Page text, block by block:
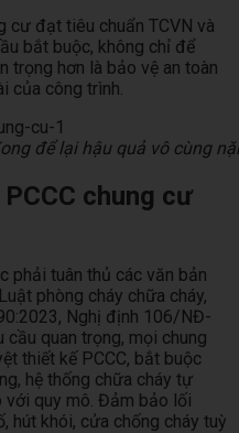
cư đạt tiêu chuẩn TCVN và
bắt buộc, không chỉ để
trọng hơn là bảo vệ an toàn
của công trình.
để lại hậu quả vô cùng
chung cư
phải tuân thủ các văn bản
phòng cháy chữa cháy,
Nghị định 106/NĐ-
cầu quan trọng, mọi chung
thiết kế PCCC, bắt buộc
hệ thống chữa cháy tự
với quy mô. Đảm bảo lối
hút khói, cửa chống cháy tuỳ